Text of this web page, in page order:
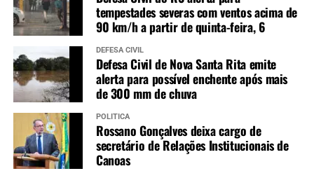
tempestades severas com ventos acima de
90 km/h a partir de quinta-feira, 6
DEFESA CIVIL
Defesa Civil de Nova Santa Rita emite
alerta para possível enchente após mais
de 300 mm de chuva
POLÍTICA
Rossano Gonçalves deixa cargo de
secretário de Relações Institucionais de
Canoas